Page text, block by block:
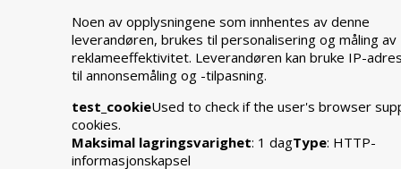
Noen av opplysningene som innhentes av denne
leverandøren, brukes til personalisering og måling av
reklameeffektivitet. Leverandøren kan bruke IP-
til annonsemåling og -tilpasning.
test_cookieUsed to check if the user's browser
cookies.
Maksimal lagringsvarighet: 1 dagType: HTTP-
informasjonskapsel